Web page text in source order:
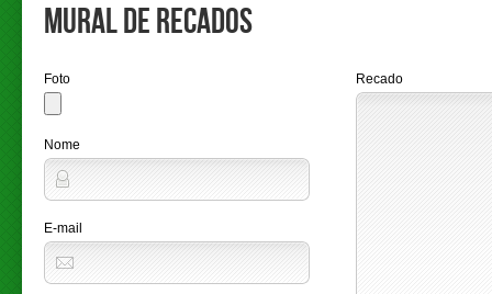
Mural de Recados
Foto
Nome
E-mail
Recado